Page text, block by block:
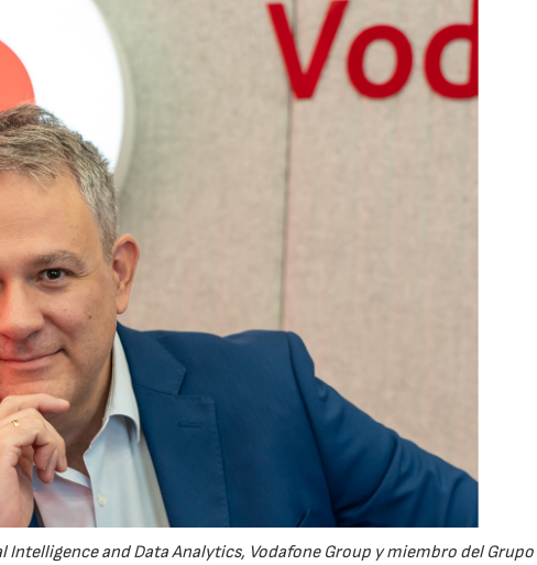
Intelligence and Data Analytics, Vodafone Group y miembro del Grupo
30/07/2026